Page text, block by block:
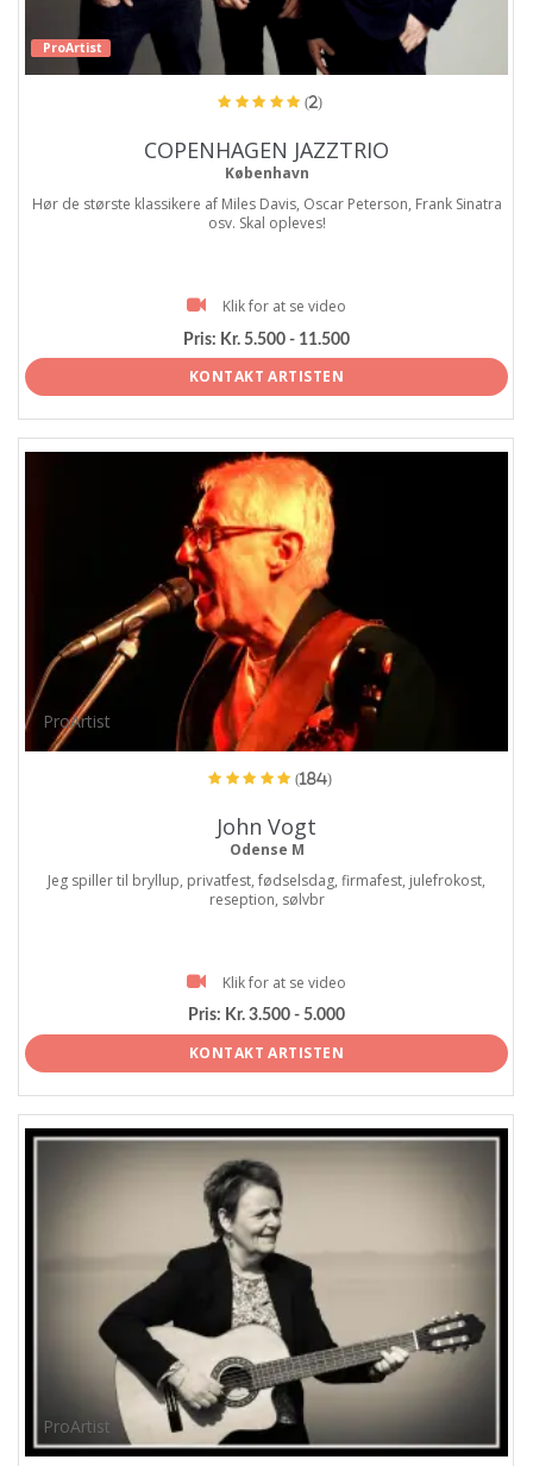
ProArtist
(2)
COPENHAGEN JAZZTRIO
København
Hør de største klassikere af Miles Davis, Oscar Peterson, Frank Sinatra
osv. Skal opleves!
Klik for at se video
Pris: Kr. 5.500 - 11.500
KONTAKT ARTISTEN
ProArtist
(184)
John Vogt
Odense M
Jeg spiller til bryllup, privatfest, fødselsdag, firmafest, julefrokost,
reseption, sølvbr
Klik for at se video
Pris: Kr. 3.500 - 5.000
KONTAKT ARTISTEN
ProArtist